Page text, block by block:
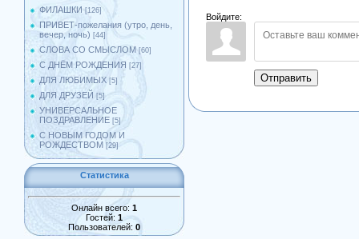
ФИЛАШКИ [126]
ПРИВЕТ-пожелания (утро, день,
вечер, ночь) [44]
СЛОВА СО СМЫСЛОМ [60]
С ДНЁМ РОЖДЕНИЯ [27]
ДЛЯ ЛЮБИМЫХ [5]
ДЛЯ ДРУЗЕЙ [5]
УНИВЕРСАЛЬНОЕ
ПОЗДРАВЛЕНИЕ [5]
С НОВЫМ ГОДОМ И
РОЖДЕСТВОМ [29]
Статистика
Онлайн всего: 1
Гостей: 1
Пользователей: 0
Войдите:
Отправить